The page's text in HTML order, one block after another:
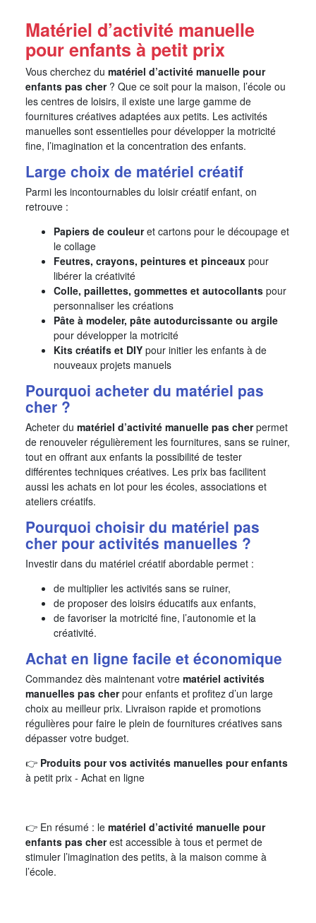
Matériel d’activité manuelle
pour enfants à petit prix
Vous cherchez du matériel d’activité manuelle pour
enfants pas cher? Que ce soit pour la maison, l’école ou
les centres de loisirs, il existe une large gamme de
fournitures créatives adaptées aux petits. Les activités
manuelles sont essentielles pour développer la motricité
fine, l’imagination et la concentration des enfants.
Large choix de matériel créatif
Parmi les incontournables du loisir créatif enfant, on
retrouve :
Papiers de couleuret cartons pour le découpage et
le collage
Feutres, crayons, peintures et pinceaux pour
libérer la créativité
Colle, paillettes, gommettes et autocollants pour
personnaliser les créations
Pâte à modeler, pâte autodurcissante ou argile
pour développer la motricité
Kits créatifs et DIY pour initier les enfants à de
nouveaux projets manuels
Pourquoi acheter du matériel pas
cher ?
Acheter du matériel d’activité manuelle pas cherpermet
de renouveler régulièrement les fournitures, sans se ruiner,
tout en offrant aux enfants la possibilité de tester
différentes techniques créatives. Les prix bas facilitent
aussi les achats en lot pour les écoles, associations et
ateliers créatifs.
Pourquoi choisir du matériel pas
cher pour activités manuelles ?
Investir dans du matériel créatif abordable permet :
de multiplier les activités sans se ruiner,
de proposer des loisirs éducatifs aux enfants,
de favoriser la motricité fine, l’autonomie et la
créativité.
Achat en ligne facile et économique
Commandez dès maintenant votre matériel activités
manuelles pas cherpour enfants et profitez d’un large
choix au meilleur prix. Livraison rapide et promotions
régulières pour faire le plein de fournitures créatives sans
dépasser votre budget.
👉 Produits pour vos activités manuelles pour enfants
à petit prix - Achat en ligne
👉 En résumé : le matériel d’activité manuelle pour
enfants pas cherest accessible à tous et permet de
stimuler l’imagination des petits, à la maison comme à
l’école.